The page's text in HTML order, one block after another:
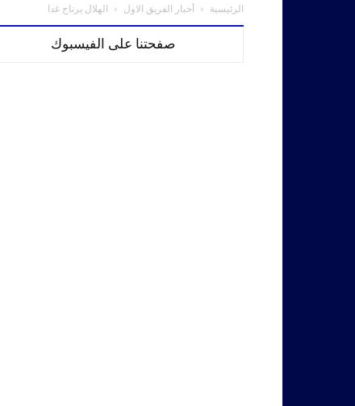
الرئيسية أخبار الفريق الاول الهلال يرتاح غدا
صفحتنا على الفيسبوك